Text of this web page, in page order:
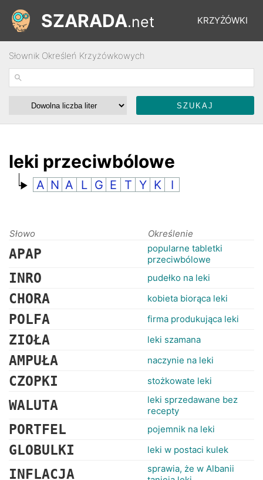
KRZYŻÓWKI
ŁAMIGŁÓWKI
SZARADA.net
Słownik Określeń Krzyżówkowych
leki przeciwbólowe
A N A L G E T Y K I
Słowo Określenie
APAP
popularne tabletki
przeciwbólowe
INRO pudełko na leki
CHORA kobieta biorąca leki
POLFA firma produkująca leki
ZIOŁA leki szamana
AMPUŁA naczynie na leki
CZOPKI stożkowate leki
WALUTA
leki sprzedawane bez
recepty
PORTFEL pojemnik na leki
GLOBULKI leki w postaci kulek
INFLACJA
sprawia, że w Albanii